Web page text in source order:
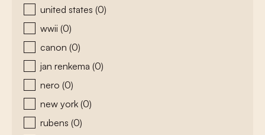
united states (0)
wwii (0)
canon (0)
jan renkema (0)
nero (0)
new york (0)
rubens (0)